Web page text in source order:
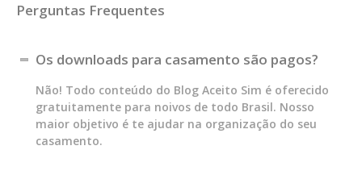
Perguntas Frequentes
Os downloads para casamento são pagos?
Não! Todo conteúdo do Blog Aceito Sim é oferecido
gratuitamente para noivos de todo Brasil. Nosso
maior objetivo é te ajudar na organização do seu
casamento.